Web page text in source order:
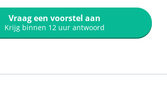
Vraag een voorstel aan
Krijg binnen 12 uur antwoord